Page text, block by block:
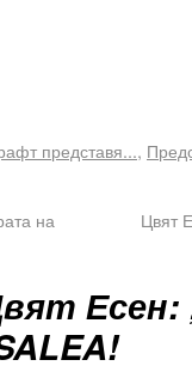
представя...,
на
Цвят
Есен: